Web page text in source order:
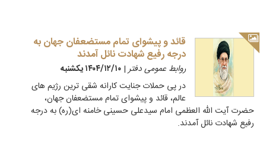
قائد و پیشوای تمام مستضعفان جهان به
درجه رفیع شهادت نائل آمدند
روابط عمومی دفتر| ۱۴۰۴/۱۲/۱۰ يكشنبه
در پی حملات جنایت کارانه شقی ترین رژیم های
عالم، قائد و پیشوای تمام مستضعفان جهان،
حضرت آیت الله العظمی امام سیدعلی حسینی خامنه ای(ره) به درجه
رفیع شهادت نائل آمدند.